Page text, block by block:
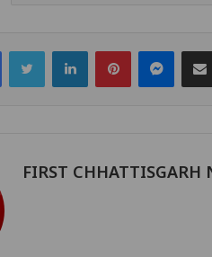
FacebookTwitter LinkedInPinterest
FIRST CHHATTISGARH